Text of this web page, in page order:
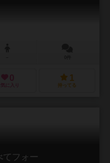
0
気に入り
1
持ってる
てフォー